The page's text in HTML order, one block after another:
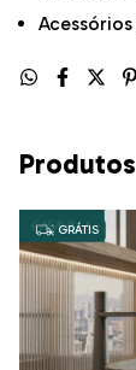
GRÁTIS